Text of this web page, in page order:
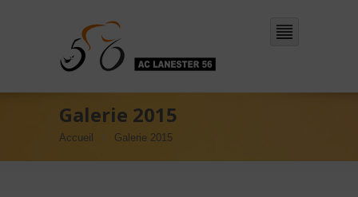
Galerie 2015
Accueil Galerie 2015